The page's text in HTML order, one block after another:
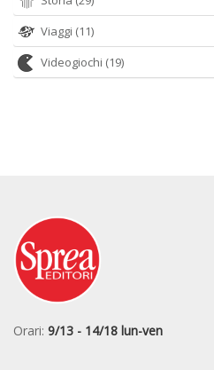
Viaggi (11)
Videogiochi (19)
Orari: 9/13 - 14/18 lun-ven